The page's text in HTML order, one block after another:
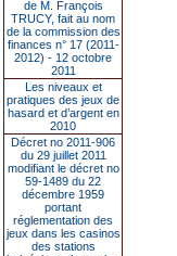
de M. François
TRUCY, fait au nom
de la commission des
finances n° 17 (2011-
2012) - 12 octobre
2011
Les niveaux et
pratiques des jeux de
hasard et d’argent en
2010
Décret no 2011-906
du 29 juillet 2011
modifiant le décret no
59-1489 du 22
décembre 1959
portant
réglementation des
jeux dans les casinos
des stations